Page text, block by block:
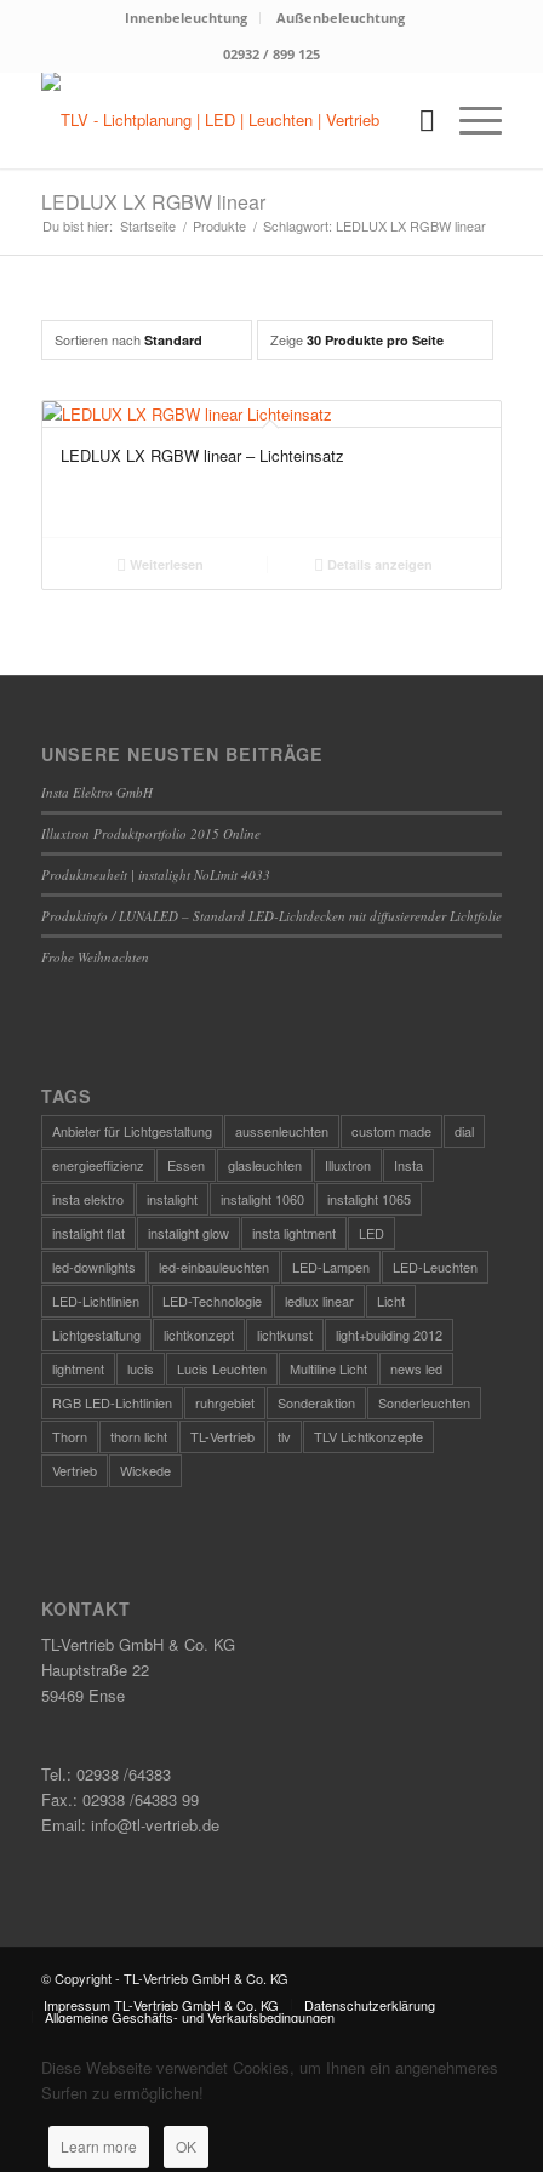
Innenbeleuchtung
Außenbeleuchtung
02932 / 899 125
LEDLUX LX RGBW linear
Du bist hier: Startseite / Produkte / Schlagwort: LEDLUX LX RGBW linear
Sortieren nach Standard Zeige 30 Produkte pro Seite
LEDLUX LX RGBW linear – Lichteinsatz
Weiterlesen Details anzeigen
UNSERE NEUSTEN BEITRÄGE
Insta Elektro GmbH
Illuxtron Produktportfolio 2015 Online
Produktneuheit | instalight NoLimit 4033
Produktinfo / LUNALED – Standard LED-Lichtdecken mit diffusierender Lichtfolie
Frohe Weihnachten
TAGS
Anbieter für Lichtgestaltung aussenleuchten custom made
dial
energieeffizienz
Essen glasleuchten Illuxtron
Insta
insta elektro
instalight instalight 1060
instalight 1065
instalight flat
instalight glow insta lightment
LED
led-downlights
led-einbauleuchten LED-Lampen
LED-Leuchten
LED-Lichtlinien
LED-Technologie ledlux linear
Licht
Lichtgestaltung
lichtkonzept lichtkunst
light+building 2012
lightment
lucis Lucis Leuchten Multiline Licht
news led
RGB LED-Lichtlinien
ruhrgebiet Sonderaktion
Sonderleuchten
Thorn
thorn licht TL-Vertrieb tlv
TLV Lichtkonzepte
Vertrieb
Wickede
KONTAKT
TL-Vertrieb GmbH & Co. KG
Hauptstraße 22
59469 Ense
Tel.: 02938 /64383
Fax.: 02938 /64383 99
Email: info@tl-vertrieb.de
© Copyright - TL-Vertrieb GmbH & Co. KG
Impressum TL-Vertrieb GmbH & Co. KG
Datenschutzerklärung
Allgemeine Geschäfts- und Verkaufsbedingungen
Diese Webseite verwendet Cookies, um Ihnen ein angenehmeres
Surfen zu ermöglichen!
Learn more OK